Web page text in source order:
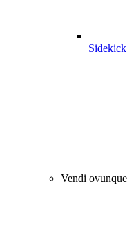
Sidekick
Vendi ovunque